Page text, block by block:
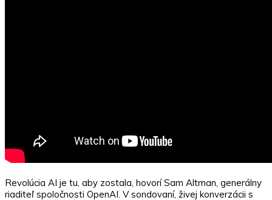
Revolúcia AI je tu, aby zostala, hovorí Sam Altman, generálny
riaditeľ spoločnosti OpenAI. V sondovaní, živej konverzácii s